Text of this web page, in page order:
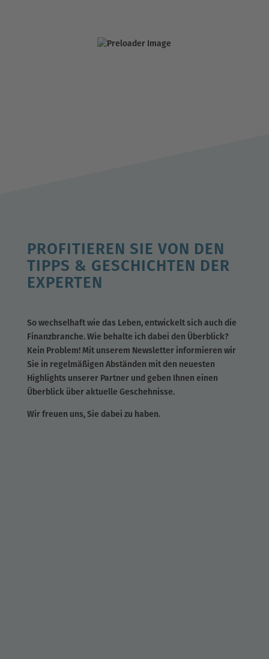
PROFITIEREN SIE VON DEN
TIPPS & GESCHICHTEN DER
EXPERTEN
So wechselhaft wie das Leben, entwickelt sich auch die
Finanzbranche. Wie behalte ich dabei den Überblick?
Kein Problem! Mit unserem Newsletter informieren wir
Sie in regelmäßigen Abständen mit den neuesten
Highlights unserer Partner und geben Ihnen einen
Überblick über aktuelle Geschehnisse.
Wir freuen uns, Sie dabei zu haben.